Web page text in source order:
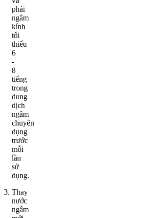
phải
ngâm
kính
tối
thiểu
6
-
8
tiếng
trong
dung
dịch
ngâm
chuyên
dụng
trước
mỗi
lần
sử
dụng.
Thay
nước
ngâm